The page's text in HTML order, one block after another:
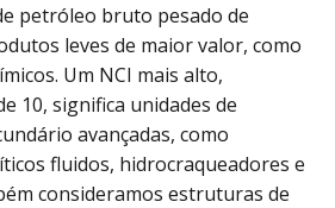
petróleo bruto pesado de
leves de maior valor, como
Um NCI mais alto,
10, significa unidades de
avançadas, como
fluidos, hidrocraqueadores e
consideramos estruturas de